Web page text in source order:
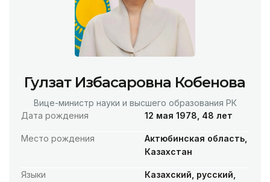
Гулзат Избасаровна Кобенова
Вице-министр науки и высшего образования РК
Дата рождения
12 мая 1978, 48 лет
Место рождения
Актюбинская область,
Казахстан
Языки
Казахский, русский,